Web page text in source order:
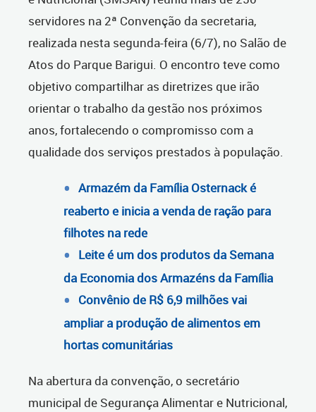
servidores na 2ª Convenção da secretaria,
realizada nesta segunda-feira (6/7), no Salão de
Atos do Parque Barigui. O encontro teve como
objetivo compartilhar as diretrizes que irão
orientar o trabalho da gestão nos próximos
anos, fortalecendo o compromisso com a
qualidade dos serviços prestados à população.
Armazém da Família Osternack é
reaberto e inicia a venda de ração para
filhotes na rede
Leite é um dos produtos da Semana
da Economia dos Armazéns da Família
Convênio de R$ 6,9 milhões vai
ampliar a produção de alimentos em
hortas comunitárias
Na abertura da convenção, o secretário
municipal de Segurança Alimentar e Nutricional,